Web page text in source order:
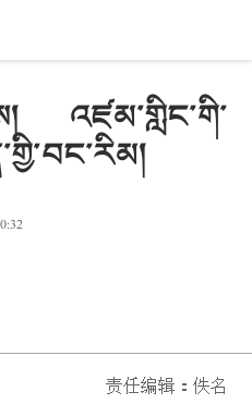
འཛམ་གླིང་གི་
责任编辑： 佚名